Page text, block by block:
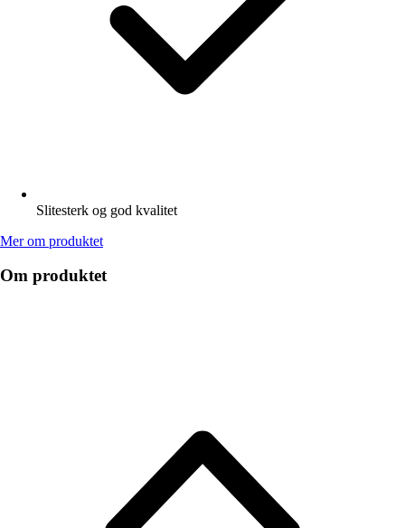
Slitesterk og god kvalitet
Mer om produktet
Om produktet